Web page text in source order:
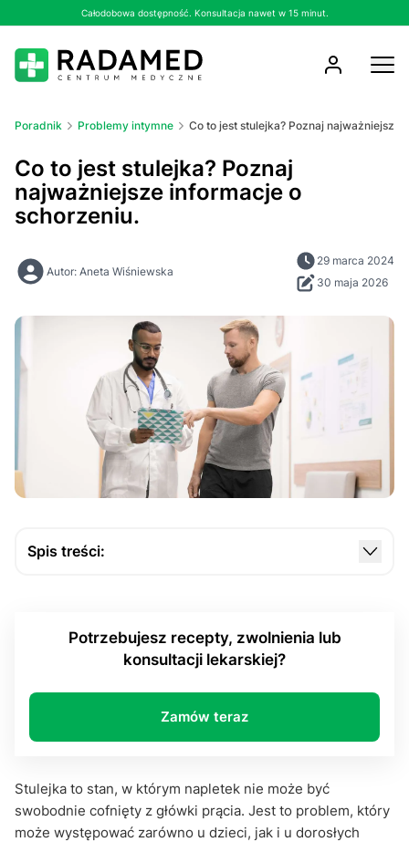
Całodobowa dostępność. Konsultacja nawet w 15 minut.
Poradnik Problemy intymne Co to jest stulejka? Poznaj najważniejsze
Co to jest stulejka? Poznaj
najważniejsze informacje o
schorzeniu.
Autor: Aneta Wiśniewska
29 marca 2024
30 maja 2026
Spis treści:
Najczęściej zadawane pytania
Potrzebujesz recepty, zwolnienia lub
konsultacji lekarskiej?
Zamów teraz
Stulejka to stan, w którym napletek nie może być
swobodnie cofnięty z główki prącia. Jest to problem, który
może występować zarówno u dzieci, jak i u dorosłych